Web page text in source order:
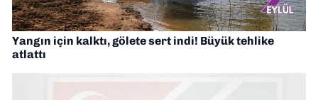
Yangın için kalktı, gölete sert indi! Büyük tehlike
atlattı